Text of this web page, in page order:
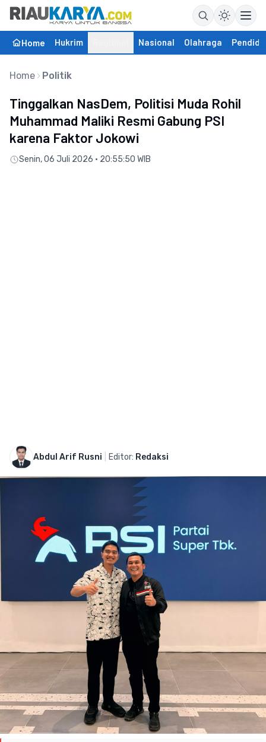
Home Hukrim Nasional Olahraga
Home Politik
Tinggalkan NasDem, Politisi Muda Rohil
Muhammad Maliki Resmi Gabung PSI
karena Faktor Jokowi
Senin, 06 Juli 2026 • 20:55:50 WIB
Abdul Arif Rusni Editor: Redaksi